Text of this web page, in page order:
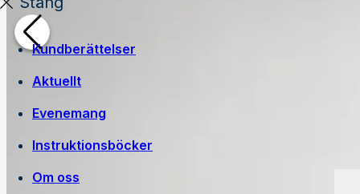
Kundberättelser
Aktuellt
Evenemang
Instruktionsböcker
Om oss